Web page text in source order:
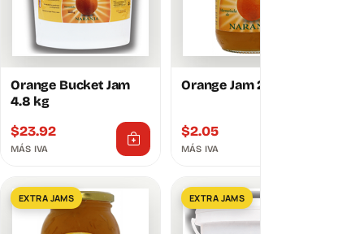
Orange Bucket Jam
4.8 kg
$23.92
MÁS IVA
Orange Jam 290g
$2.05
MÁS IVA
EXTRA JAMS EXTRA JAMS